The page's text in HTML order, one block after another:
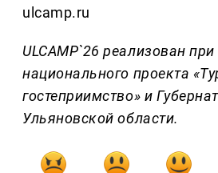
ulcamp.ru
ULCAMP`26 реализован
национального проекта
гостеприимство» и
Ульяновской области.